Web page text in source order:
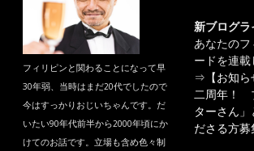
フィリピンと関わることになって早
30年弱、当時はまだ20代でしたので
今はすっかりおじいちゃんです。だ
いたい90年代前半から2000年頃にか
けてのお話です。立場も含め色々制
新ブログラ
あなたのフ
ードを連載
⇒ 【お知
二周年！
ターさん」
ださる方募